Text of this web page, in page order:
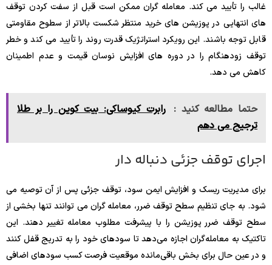
غالب را تأیید می کند. معامله گران ممکن است قبل از سفت کردن توقف
های انتهایی در پوزیشن های خرید منتظر شکست بالاتر از سطوح مقاومتی
قابل توجه باشند. این رویکرد استراتژیک قدرت روند را تأیید می کند و خطر
توقف زودهنگام را در دوره های افزایش نوسان قیمت و عدم اطمینان
کاهش می دهد.
حتما مطالعه کنید :
رابرت کیوساکی: بیت‌ کوین را بر طلا
ترجیح می دهم
اجرای توقف جزئی دنباله دار
برای مدیریت ریسک و افزایش ایمن سود، توقف جزئی پس از آن توصیه می
شود. به جای تنظیم سطح توقف ضرر، معامله گران می توانند تنها بخشی از
سطح توقف ضرر پوزیشن را با پیشرفت مطلوب معامله تغییر دهند. این
تاکتیک به معامله‌گران اجازه می‌دهد تا سودهای خود را به تدریج قفل کنند
و در عین حال برای بخش باقی‌مانده موقعیت فرصت کسب سودهای اضافی